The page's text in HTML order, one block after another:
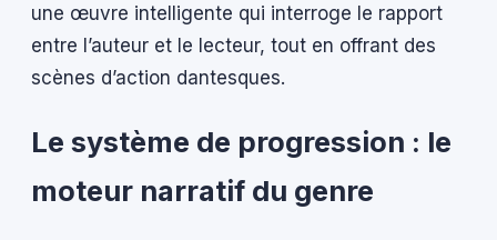
une œuvre intelligente qui interroge le rapport
entre l’auteur et le lecteur, tout en offrant des
scènes d’action dantesques.
Le système de progression : le
moteur narratif du genre